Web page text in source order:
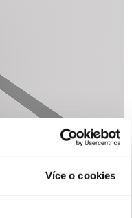
Více o cookies